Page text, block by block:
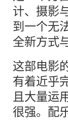
计、摄影
到一个无
全新方
这部电影
有着近乎
且大量运
很强。配